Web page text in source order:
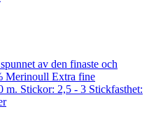
av den finaste och
Merinoull Extra fine
m. Stickor: 2,5 - 3 Stickfasthet: